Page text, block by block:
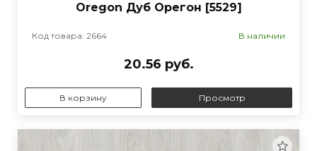
Oregon Дуб Орегон [5529]
Код товара: 2664 В наличии
20.56 руб.
В корзину Просмотр